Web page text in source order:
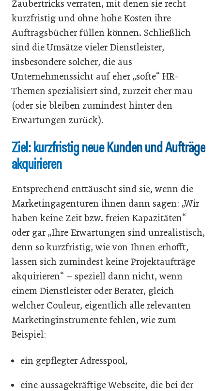
Zaubertricks verraten, mit denen sie recht
kurzfristig und ohne hohe Kosten ihre
Auftragsbücher füllen können. Schließlich
sind die Umsätze vieler Dienstleister,
insbesondere solcher, die aus
Unternehmenssicht auf eher „softe“ HR-
Themen spezialisiert sind, zurzeit eher mau
(oder sie bleiben zumindest hinter den
Erwartungen zurück).
Ziel: kurzfristig neue Kunden und Aufträge
akquirieren
Entsprechend enttäuscht sind sie, wenn die
Marketingagenturen ihnen dann sagen: „Wir
haben keine Zeit bzw. freien Kapazitäten“
oder gar „Ihre Erwartungen sind unrealistisch,
denn so kurzfristig, wie von Ihnen erhofft,
lassen sich zumindest keine Projektaufträge
akquirieren“ – speziell dann nicht, wenn
einem Dienstleister oder Berater, gleich
welcher Couleur, eigentlich alle relevanten
Marketinginstrumente fehlen, wie zum
Beispiel:
ein gepflegter Adresspool,
eine aussagekräftige Webseite, die bei der